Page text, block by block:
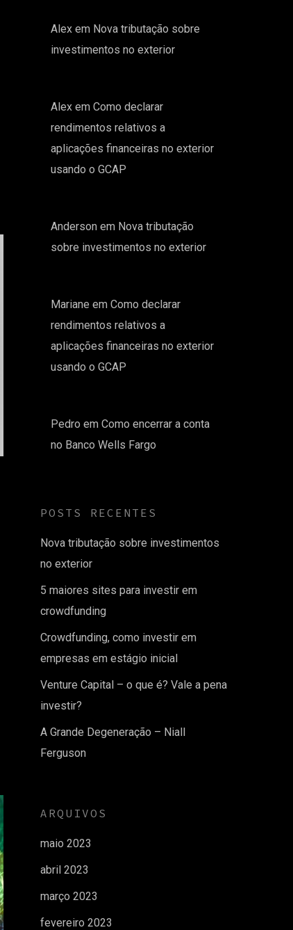
Alex em Nova tributação sobre
investimentos no exterior
Alex emComo declarar
rendimentos relativos a
aplicações financeiras no exterior
usando o GCAP
Anderson em Nova tributação
sobre investimentos no exterior
Mariane emComo declarar
rendimentos relativos a
aplicações financeiras no exterior
usando o GCAP
Pedro emComo encerrar a conta
no Banco Wells Fargo
POSTS RECENTES
Nova tributação sobre investimentos
no exterior
5 maiores sites para investir em
crowdfunding
Crowdfunding, como investir em
empresas em estágio inicial
Venture Capital – o que é? Vale a pena
investir?
A Grande Degeneração – Niall
Ferguson
ARQUIVOS
maio 2023
abril 2023
março 2023
fevereiro 2023